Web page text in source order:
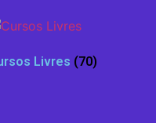
Livres (70)